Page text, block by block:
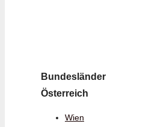
Bundesländer
Österreich
Wien